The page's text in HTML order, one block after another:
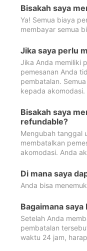
Bisakah saya
Ya! Semua biaya
membayar semua
Jika saya perlu
Jika Anda memiliki
pemesanan Anda
pembatalan.
kepada akomodasi.
Bisakah saya
refundable?
Mengubah tanggal
membatalkan
akomodasi. Anda
Di mana saya
Anda bisa
Bagaimana
Setelah Anda
pembatalan
waktu 24 jam,